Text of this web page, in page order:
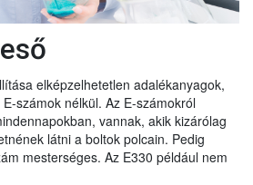
elképzelhetetlen adalékanyagok,
számok nélkül. Az E-számokról
vannak, akik kizárólag
látni a boltok polcain. Pedig
mesterséges. Az E330 például nem